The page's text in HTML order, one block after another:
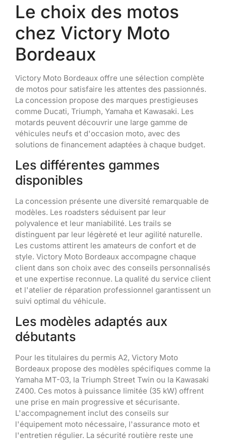
Le choix des motos
chez Victory Moto
Bordeaux
Victory Moto Bordeaux offre une sélection complète
de motos pour satisfaire les attentes des passionnés.
La concession propose des marques prestigieuses
comme Ducati, Triumph, Yamaha et Kawasaki. Les
motards peuvent découvrir une large gamme de
véhicules neufs et d'occasion moto, avec des
solutions de financement adaptées à chaque budget.
Les différentes gammes
disponibles
La concession présente une diversité remarquable de
modèles. Les roadsters séduisent par leur
polyvalence et leur maniabilité. Les trails se
distinguent par leur légèreté et leur agilité naturelle.
Les customs attirent les amateurs de confort et de
style. Victory Moto Bordeaux accompagne chaque
client dans son choix avec des conseils personnalisés
et une expertise reconnue. La qualité du service client
et l'atelier de réparation professionnel garantissent un
suivi optimal du véhicule.
Les modèles adaptés aux
débutants
Pour les titulaires du permis A2, Victory Moto
Bordeaux propose des modèles spécifiques comme la
Yamaha MT-03, la Triumph Street Twin ou la Kawasaki
Z400. Ces motos à puissance limitée (35 kW) offrent
une prise en main progressive et sécurisante.
L'accompagnement inclut des conseils sur
l'équipement moto nécessaire, l'assurance moto et
l'entretien régulier. La sécurité routière reste une